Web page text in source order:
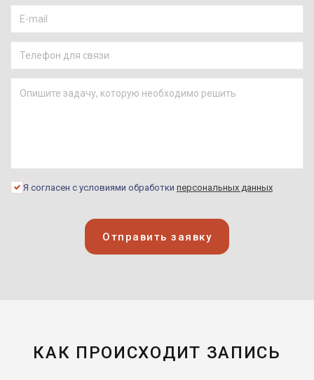
Я согласен с условиями обработки персональных данных
Отправить заявку
КАК ПРОИСХОДИТ ЗАПИСЬ